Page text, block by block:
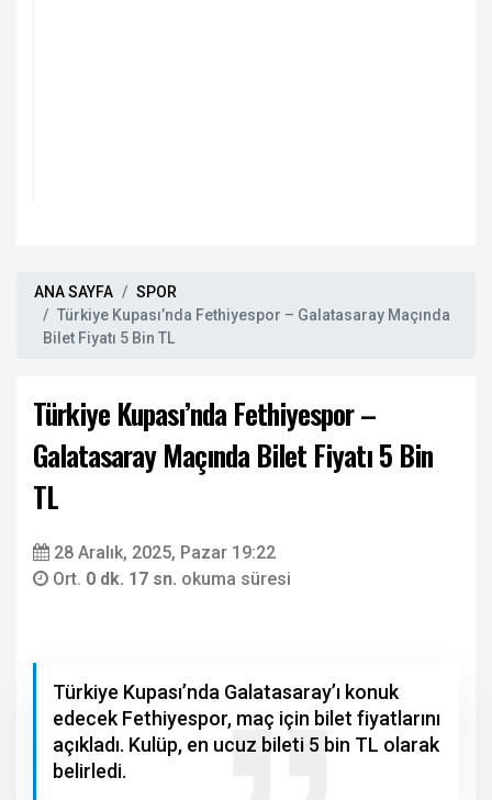
ANA SAYFA
SPOR
Türkiye Kupası’nda Fethiyespor – Galatasaray Maçında
Bilet Fiyatı 5 Bin TL
Türkiye Kupası’nda Fethiyespor –
Galatasaray Maçında Bilet Fiyatı 5 Bin
TL
28 Aralık, 2025, Pazar 19:22
Ort. 0 dk. 17 sn. okuma süresi
Türkiye Kupası’nda Galatasaray’ı konuk
edecek Fethiyespor, maç için bilet fiyatlarını
açıkladı. Kulüp, en ucuz bileti 5 bin TL olarak
belirledi.